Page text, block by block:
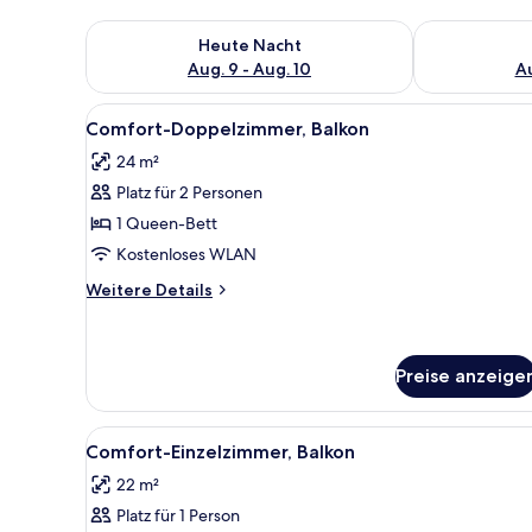
Heute Nacht
Aug. 9 - Aug. 10
Überprüfe die Verfügbarkeit für heute Nacht, Aug.
Überprüfe
Alle
Fotos
für
Comfort-
Doppelzimmer,
Balkon
anzeigen
2
Comfort-Doppelzimmer, Balkon
24 m²
Platz für 2 Personen
1 Queen-Bett
Kostenloses WLAN
Weitere Details
Weitere
Balkon
Preise
Alle
Fotos
für
Comfort-
1
Comfort-Einzelzimmer, Balkon
22 m²
Platz für 1 Person